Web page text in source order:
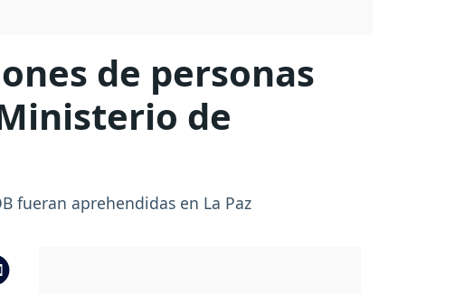
de personas
de
fueran aprehendidas en La Paz